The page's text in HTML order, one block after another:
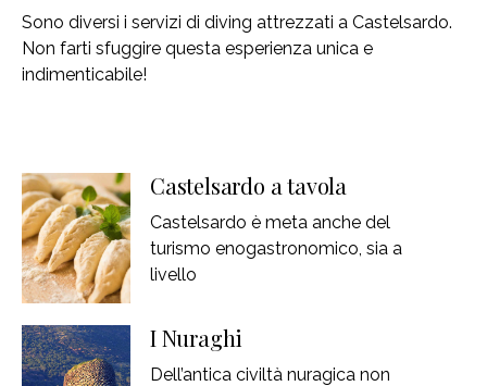
Sono diversi i servizi di diving attrezzati a Castelsardo.
Non farti sfuggire questa esperienza unica e
indimenticabile!
Castelsardo a tavola
Castelsardo è meta anche del
turismo enogastronomico, sia a
livello
I Nuraghi
Dell’antica civiltà nuragica non